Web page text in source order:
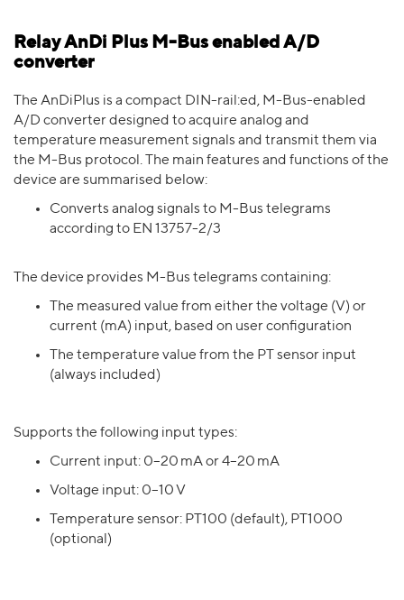
Relay AnDi Plus M-Bus enabled A/D
converter
The AnDiPlus is a compact DIN-rail:ed, M-Bus-enabled
A/D converter designed to acquire analog and
temperature measurement signals and transmit them via
the M-Bus protocol. The main features and functions of the
device are summarised below:
Converts analog signals to M-Bus telegrams
according to EN 13757-2/3
The device provides M-Bus telegrams containing:
The measured value from either the voltage (V) or
current (mA) input, based on user configuration
The temperature value from the PT sensor input
(always included)
Supports the following input types:
Current input: 0–20 mA or 4–20 mA
Voltage input: 0–10 V
Temperature sensor: PT100 (default), PT1000
(optional)